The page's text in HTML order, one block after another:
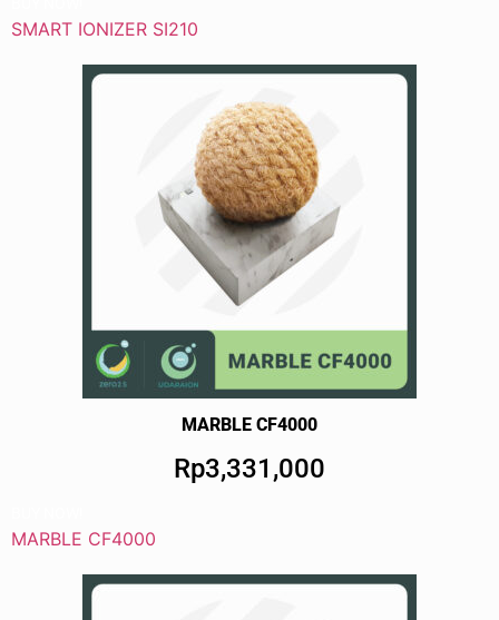
SMART IONIZER SI210
MARBLE CF4000
Rp3,331,000
MARBLE CF4000